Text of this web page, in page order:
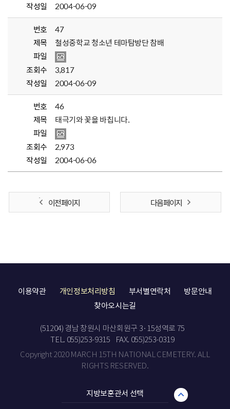
작성일
2004-06-09
번호
47
제목
철성중학교 청소년 테마탐방단 참배
파일
조회수
3,817
작성일
2004-06-09
번호
46
제목
태극기와 꽃을 바칩니다.
파일
조회수
2,973
작성일
2004-06-06
이전 페이지 다음 페이지
이용약관 개인정보처리방침 부서별연락처
방문안내
찾아오시는길
(51204) 경남 창원시 마산회원구 3·15성역로 75
TEL. 055)253-9315
FAX. 055)253-0319
Copyright 2020 MARCH 15TH NATIONAL CEMETERY. ALL
RIGHTS RESERVED.
지방보훈관서 선택